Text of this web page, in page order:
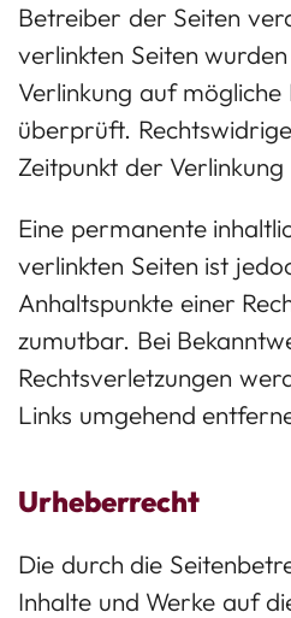
Betreiber der Seiten
verlinkten Seiten
Verlinkung auf mögliche
überprüft.
Zeitpunkt der
Eine permanente
verlinkten Seiten ist
Anhaltspunkte einer
zumutbar. Bei
Rechtsverletzungen
Links umgehend
Urheberrecht
Die durch die
Inhalte und Werke auf